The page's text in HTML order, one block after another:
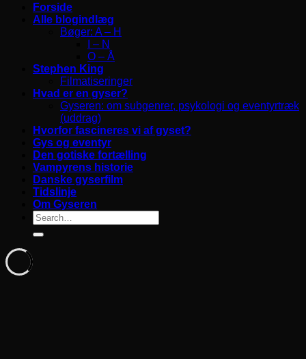
Forside
Alle blogindlæg
Bøger: A – H
I – N
O – Å
Stephen King
Filmatiseringer
Hvad er en gyser?
Gyseren: om subgenrer, psykologi og eventyrtræk
(uddrag)
Hvorfor fascineres vi af gyset?
Gys og eventyr
Den gotiske fortælling
Vampyrens historie
Danske gyserfilm
Tidslinje
Om Gyseren